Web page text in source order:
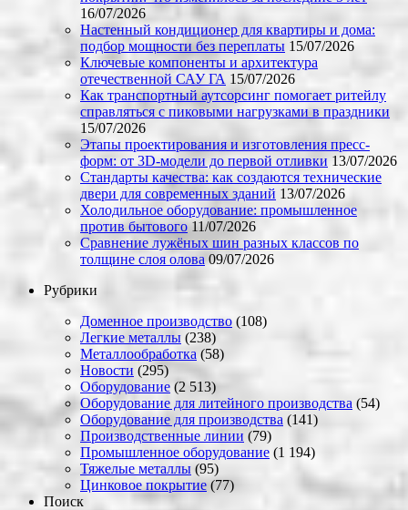
16/07/2026
Настенный кондиционер для квартиры и дома:
подбор мощности без переплаты 15/07/2026
Ключевые компоненты и архитектура
отечественной САУ ГА 15/07/2026
Как транспортный аутсорсинг помогает ритейлу
справляться с пиковыми нагрузками в праздники
15/07/2026
Этапы проектирования и изготовления пресс-
форм: от 3D-модели до первой отливки 13/07/2026
Стандарты качества: как создаются технические
двери для современных зданий 13/07/2026
Холодильное оборудование: промышленное
против бытового 11/07/2026
Сравнение лужёных шин разных классов по
толщине слоя олова 09/07/2026
Рубрики
Доменное производство (108)
Легкие металлы (238)
Металлообработка (58)
Новости (295)
Оборудование (2 513)
Оборудование для литейного производства (54)
Оборудование для производства (141)
Производственные линии (79)
Промышленное оборудование (1 194)
Тяжелые металлы (95)
Цинковое покрытие (77)
Поиск